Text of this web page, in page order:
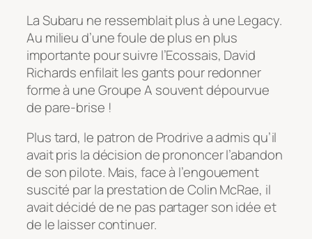
La Subaru ne ressemblait plus à une Legacy.
Au milieu d’une foule de plus en plus
importante pour suivre l’Ecossais, David
Richards enfilait les gants pour redonner
forme à une Groupe A souvent dépourvue
de pare-brise !
Plus tard, le patron de Prodrive a admis qu’il
avait pris la décision de prononcer l’abandon
de son pilote. Mais, face à l’engouement
suscité par la prestation de Colin McRae, il
avait décidé de ne pas partager son idée et
de le laisser continuer.